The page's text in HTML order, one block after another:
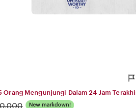
Orang Mengunjungi Dalam 24 Jam
New markdown!